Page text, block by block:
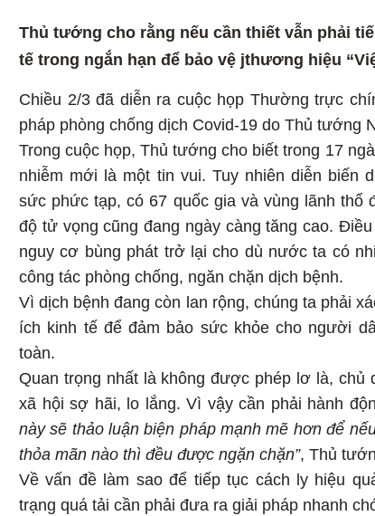
Thủ tướng cho rằng nếu cần thiết vẫn phải
tế trong ngắn hạn để bảo vệ jthương hiệu
Chiều 2/3 đã diễn ra cuộc họp Thường trực
pháp phòng chống dịch Covid-19 do Thủ tướng
Trong cuộc họp, Thủ tướng cho biết trong 17
nhiễm mới là một tin vui. Tuy nhiên diễn biến
sức phức tạp, có 67 quốc gia và vùng lãnh thổ
độ tử vọng cũng đang ngày càng tăng cao.
nguy cơ bùng phát trở lại cho dù nước ta có
công tác phòng chống, ngăn chặn dịch bệnh.
Vì dịch bệnh đang còn lan rộng, chúng ta phải
ích kinh tế để đảm bảo sức khỏe cho người
toàn.
Quan trọng nhất là không được phép lơ là, chủ
xã hội sợ hãi, lo lắng. Vì vậy cần phải hành
này sẽ thảo luận biện pháp mạnh mẽ hơn để
thỏa mãn nào thì đều được ngặn chặn”, Thủ
Về vấn đề làm sao để tiếp tục cách ly hiệu
trạng quá tải cần phải đưa ra giải pháp nhanh